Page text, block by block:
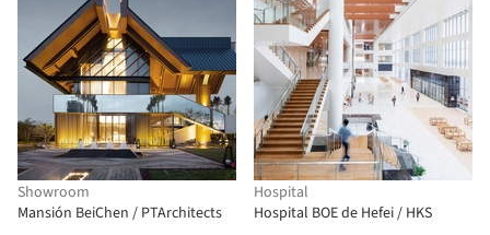
Showroom
Mansión BeiChen / PTArchitects
Hospital
Hospital BOE de Hefei / HKS